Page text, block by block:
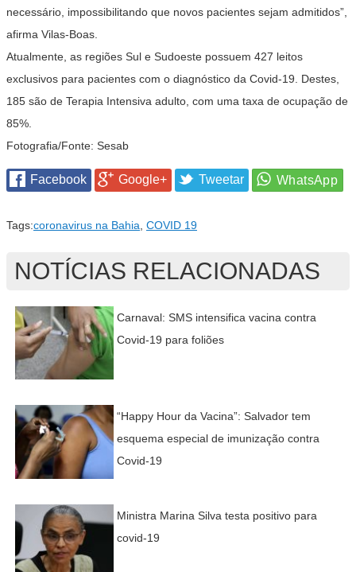
necessário, impossibilitando que novos pacientes sejam admitidos”,
afirma Vilas-Boas.
Atualmente, as regiões Sul e Sudoeste possuem 427 leitos
exclusivos para pacientes com o diagnóstico da Covid-19. Destes,
185 são de Terapia Intensiva adulto, com uma taxa de ocupação de
85%.
Fotografia/Fonte: Sesab
Facebook Google+ Tweetar
Tags:coronavirus na Bahia COVID 19
NOTÍCIAS RELACIONADAS
Carnaval: SMS intensifica vacina contra
Covid-19 para foliões
“Happy Hour da Vacina”: Salvador tem
esquema especial de imunização contra
Covid-19
Ministra Marina Silva testa positivo para
covid-19